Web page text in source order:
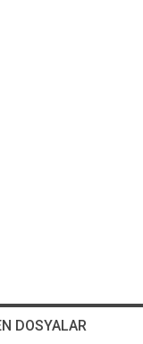
DOSYALAR